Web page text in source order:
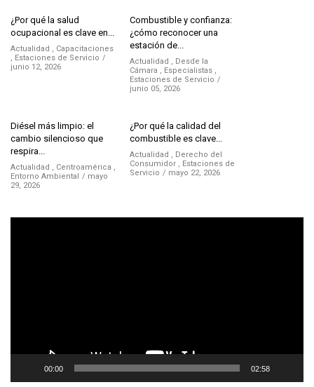
¿Por qué la salud
ocupacional es clave en...
Actualidad , Capacitaciones
, Estaciones de Servicio
junio 12, 2026
Combustible y confianza:
¿cómo reconocer una
estación de...
Actualidad , Desde la
Cámara , Especialistas ,
Estaciones de Servicio
junio 05, 2026
Diésel más limpio: el
cambio silencioso que
respira...
Actualidad , Centroamérica ,
Entorno Ambiental
mayo
29, 2026
¿Por qué la calidad del
combustible es clave...
Actualidad , Derecho del
Consumidor , Estaciones de
Servicio
mayo 22, 2026
Reproductor
00:00 02:58